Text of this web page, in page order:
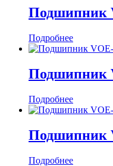
Подшипник
Подробнее
Подшипник
Подробнее
Подшипник
Подробнее